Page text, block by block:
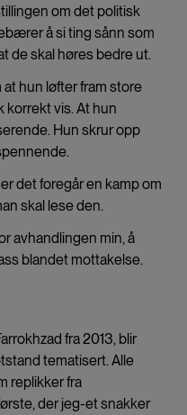
om det politisk
å si ting sånn som
de skal høres bedre ut.
hun løfter fram store
korrekt vis. At hun
Hun skrur opp
det foregår en kamp om
skal lese den.
avhandlingen min, å
blandet mottakelse.
fra 2013, blir
tematisert. Alle
replikker fra
der jeg-et snakker